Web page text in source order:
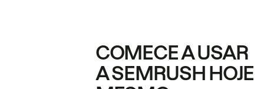
COMECE A USAR
A SEMRUSH HOJE